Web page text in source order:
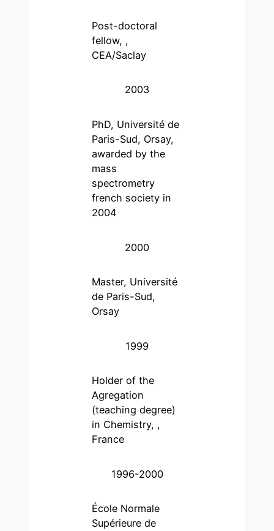
Post-doctoral
fellow, ,
CEA/Saclay
2003
PhD, Université de
Paris-Sud, Orsay,
awarded by the
mass
spectrometry
french society in
2004
2000
Master, Université
de Paris-Sud,
Orsay
1999
Holder of the
Agregation
(teaching degree)
in Chemistry, ,
France
1996-2000
École Normale
Supérieure de